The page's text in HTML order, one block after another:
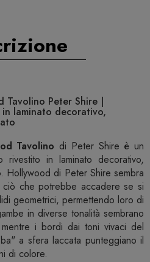
Tavolino Peter Shire |
laminato decorativo,
Tavolino di Peter Shire è un
rivestito in laminato decorativo,
Hollywood di Peter Shire sembra
che potrebbe accadere se si
geometrici, permettendo loro di
in diverse tonalità sembrano
i bordi dai toni vivaci del
a sfera laccata punteggiano il
di colore.